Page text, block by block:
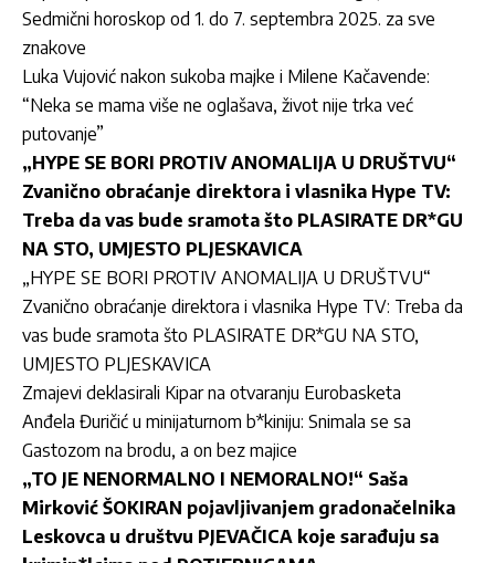
Sedmični horoskop od 1. do 7. septembra 2025. za sve
znakove
Luka Vujović nakon sukoba majke i Milene Kačavende:
“Neka se mama više ne oglašava, život nije trka već
putovanje”
„HYPE SE BORI PROTIV ANOMALIJA U DRUŠTVU“
Zvanično obraćanje direktora i vlasnika Hype TV:
Treba da vas bude sramota što PLASIRATE DR*GU
NA STO, UMJESTO PLJESKAVICA
„HYPE SE BORI PROTIV ANOMALIJA U DRUŠTVU“
Zvanično obraćanje direktora i vlasnika Hype TV: Treba da
vas bude sramota što PLASIRATE DR*GU NA STO,
UMJESTO PLJESKAVICA
Zmajevi deklasirali Kipar na otvaranju Eurobasketa
Anđela Đuričić u minijaturnom b*kiniju: Snimala se sa
Gastozom na brodu, a on bez majice
„TO JE NENORMALNO I NEMORALNO!“ Saša
Mirković ŠOKIRAN pojavljivanjem gradonačelnika
Leskovca u društvu PJEVAČICA koje sarađuju sa